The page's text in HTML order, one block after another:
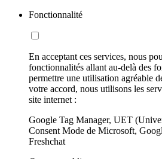
Fonctionnalité
En acceptant ces services, nous
fonctionnalités allant au-delà des
permettre une utilisation agréable
votre accord, nous utilisons les
site internet :
Google Tag Manager, UET
Consent Mode de Microsoft,
Freshchat